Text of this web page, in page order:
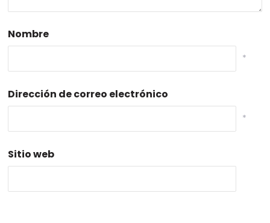
Nombre
*
Dirección de correo electrónico
*
Sitio web